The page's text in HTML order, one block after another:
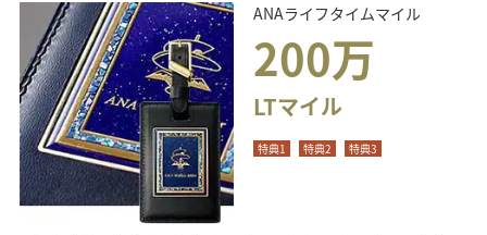
ANAライフタイムマイル
200万
LTマイル
特典1 特典2 特典3